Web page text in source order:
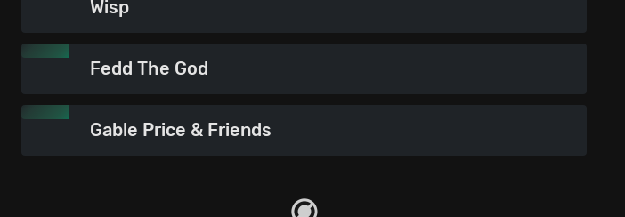
Wisp
Fedd The God
Gable Price & Friends